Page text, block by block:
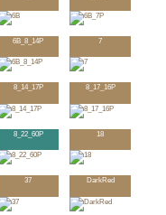
6B_8_14P 7
8_14_17P 8_17_16P
8_22_60P 18
37 DarkRed